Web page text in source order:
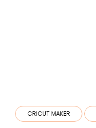
CRICUT MAKER